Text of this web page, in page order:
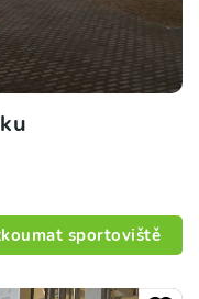
sportoviště